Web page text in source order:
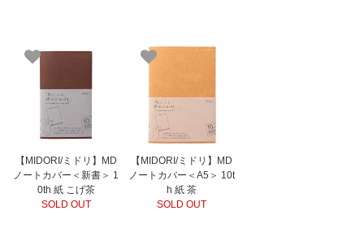
【MIDORI/ミドリ】MD
ノートカバー＜新書＞ 1
0th 紙 こげ茶
SOLD OUT
【MIDORI/ミドリ】MD
ノートカバー＜A5＞ 10t
h 紙 茶
SOLD OUT